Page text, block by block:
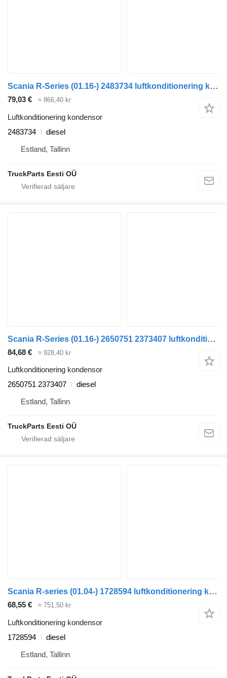
Scania R-Series (01.16-) 2483734 luftkonditionering kondensor till Scania L,P,G,R,S-series (2016-) dragbil
79,03 € ≈ 866,40 kr
Luftkonditionering kondensor
2483734
diesel
Estland, Tallinn
TruckParts Eesti OÜ
Scania R-Series (01.16-) 2650751 2373407 luftkonditionering kondensor till Scania L,P,G,R,S-series (2016-) dragbil
84,68 € ≈ 928,40 kr
Luftkonditionering kondensor
2650751 2373407
diesel
Estland, Tallinn
TruckParts Eesti OÜ
Scania R-series (01.04-) 1728594 luftkonditionering kondensor till Scania P,G,R,T-series (2004-2017) dragbil
68,55 € ≈ 751,50 kr
Luftkonditionering kondensor
1728594
diesel
Estland, Tallinn